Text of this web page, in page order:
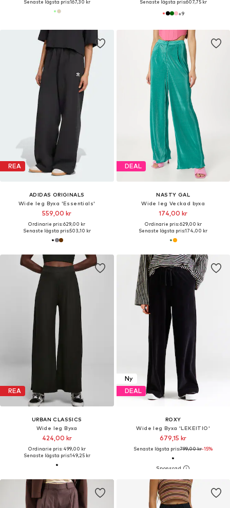
Senaste lägsta pris:167,30 kr Senaste lägsta pris:607,75 kr
+9
REA
ADIDAS ORIGINALS
Wide leg Byxa 'Essentials'
559,00 kr
Ordinarie pris: 629,00 kr
Senaste lägsta pris:503,10 kr
DEAL
NASTY GAL
Wide leg Veckad byxa
174,00 kr
Ordinarie pris: 629,00 kr
Senaste lägsta pris:174,00 kr
REA
URBAN CLASSICS
Wide leg Byxa
424,00 kr
Ordinarie pris: 499,00 kr
Senaste lägsta pris:149,25 kr
Ny
DEAL
ROXY
Wide leg Byxa 'LEKEITIO'
679,15 kr
Senaste lägsta pris:799,00 kr-15%